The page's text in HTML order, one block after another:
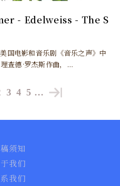
- Edelweiss - The S
国电影和音乐剧《音乐之声》中
查德·罗杰斯作曲，...
3 4 5 …
须知
我们
我们